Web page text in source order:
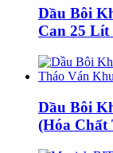
Dầu Bôi
Can 25
Dầu Bôi
(Hóa Chất